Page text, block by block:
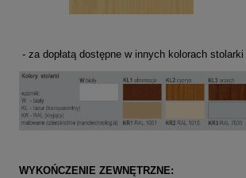
- za dopłatą dostępne w innych kolorach stolarki
WYKOŃCZENIE ZEWNĘTRZNE: